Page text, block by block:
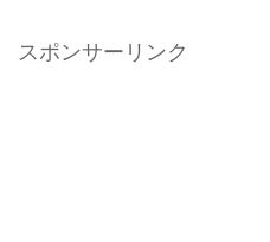
スポンサーリンク